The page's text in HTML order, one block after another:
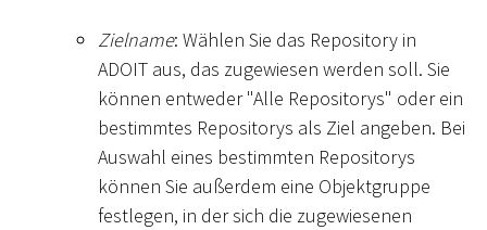
Zielname: Wählen Sie das Repository in
ADOIT aus, das zugewiesen werden soll. Sie
können entweder "Alle Repositorys" oder ein
bestimmtes Repositorys als Ziel angeben. Bei
Auswahl eines bestimmten Repositorys
können Sie außerdem eine Objektgruppe
festlegen, in der sich die zugewiesenen